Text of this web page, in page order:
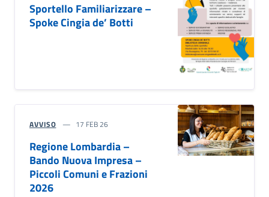
Sportello Familiarizzare –
Spoke Cingia de’ Botti
AVVISO 17 FEB 26
Regione Lombardia –
Bando Nuova Impresa –
Piccoli Comuni e Frazioni
2026